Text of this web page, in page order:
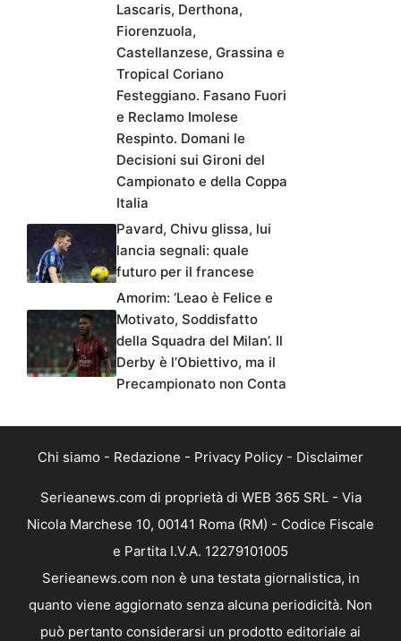
Lascaris, Derthona,
Fiorenzuola,
Castellanzese, Grassina e
Tropical Coriano
Festeggiano. Fasano Fuori
e Reclamo Imolese
Respinto. Domani le
Decisioni sui Gironi del
Campionato e della Coppa
Italia
Pavard, Chivu glissa, lui
lancia segnali: quale
futuro per il francese
Amorim: ‘Leao è Felice e
Motivato, Soddisfatto
della Squadra del Milan’. Il
Derby è l’Obiettivo, ma il
Precampionato non Conta
Chi siamo - Redazione - Privacy Policy - Disclaimer
Serieanews.com di proprietà di WEB 365 SRL - Via
Nicola Marchese 10, 00141 Roma (RM) - Codice Fiscale
e Partita I.V.A. 12279101005
Serieanews.com non è una testata giornalistica, in
quanto viene aggiornato senza alcuna periodicità. Non
può pertanto considerarsi un prodotto editoriale ai